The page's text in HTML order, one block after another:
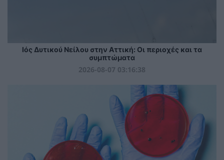
Ιός Δυτικού Νείλου στην Αττική: Οι περιοχές και τα
συμπτώματα
2026-08-07 03:16:38